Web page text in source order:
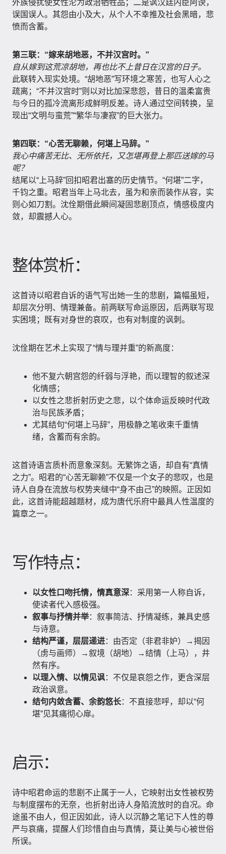
外族侵扰使女性沦为政治牺牲品；二是讽汉廷内臣阿谀，
误国误人。其怨由小及大，从个人不幸推及社会黑暗，悲
愤而含蓄。
第三联：“嫁来胡地恶，不并汉宫时。”
自从嫁到这荒凉胡地，再也比不上昔日在汉宫的日子。
此联转入现实处境。“胡地恶”写环境之寒苦，也写人心之
疏离；“不并汉宫时”则以对比加深悲怨，昔日的温柔富贵
与今日的孤冷流离形成鲜明反差。诗人通过空间转换，呈
现出“文明与蛮荒”“繁华与凄寂”的巨大张力。
第四联：“心苦无聊赖，何堪上马辞。”
我心中痛苦无比、无所依托，又怎堪再登上那匹送嫁的马
呢？
结尾以“上马辞”回扣昭君出塞的历史情节。“何堪”二字，
千钧之重。昭君当年上马北去，虽为和亲而装作从容，实
则心如刀割。沈佺期借此瞬间凝固悲剧顶点，情感极度内
敛，却震撼人心。
整体赏析：
这首诗以昭君自诉的语气写出她一生的悲剧，篇幅虽短，
却层次分明、情理兼备。前两联写命运原因，后两联写现
实困境；既有对身世的哀叹，也有对制度的讽刺。
沈佺期在艺术上实现了“情与理并重”的新高度：
他不复六朝宫怨的纤弱与浮艳，而以理智的叙述深
化情感；
以女性之悲折射历史之悲，以个体命运反映时代政
治与民族矛盾；
尤其结句“何堪上马辞”，用极静之笔收束千重情
绪，含蓄而有余韵。
这首诗语言质朴而意象深刻。无繁饰之语，却自有“真情
之力”。昭君的“心苦无聊赖”不仅是一个女子的悲叹，也是
诗人自身在流放与权势夹缝中“身不由己”的映照。正因如
此，这首诗能超越题材，成为唐代乐府中最具人性温度的
篇章之一。
写作特点：
以女性口吻托情，情真意深：采用第一人称自诉，
使读者代入感极强。
叙事与抒情并举：叙事简洁、抒情凝练，兼具史感
与诗意。
结构严谨，层层递进：由否定（非君非妒）→揭因
（虏与画师）→叙境（胡地）→结情（上马），井
然有序。
以理入情、以情见讽：不仅是哀怨之作，更含深层
政治讽意。
结句内敛含蓄、余韵悠长：不直接悲呼，却以“何
堪”见其痛彻心扉。
启示：
诗中昭君命运的悲剧不止属于一人，它映射出女性被权势
与制度摆布的无奈，也折射出诗人身陷流放时的自况。命
途虽不由人，但正因如此，诗人以沉静之笔记下人性的尊
严与哀痛，提醒人们珍惜自由与真情，莫让美与心被世俗
所误。